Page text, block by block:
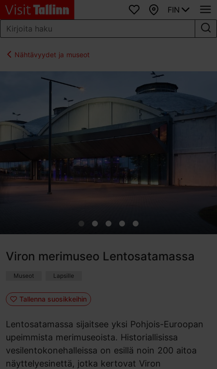
SuosikitKartta
FIN
Nähtävyydet ja museot
Viron merimuseo Lentosatamassa
Museot Lapsille
Tallenna suosikkeihin
Lentosatamassa sijaitsee yksi Pohjois-Euroopan
upeimmista merimuseoista. Historiallisissa
vesilentokonehalleissa on esillä noin 200 aitoa
näyttelyesinettä, jotka kertovat Viron